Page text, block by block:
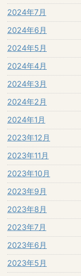
2024年7月
2024年6月
2024年5月
2024年4月
2024年3月
2024年2月
2024年1月
2023年12月
2023年11月
2023年10月
2023年9月
2023年8月
2023年7月
2023年6月
2023年5月